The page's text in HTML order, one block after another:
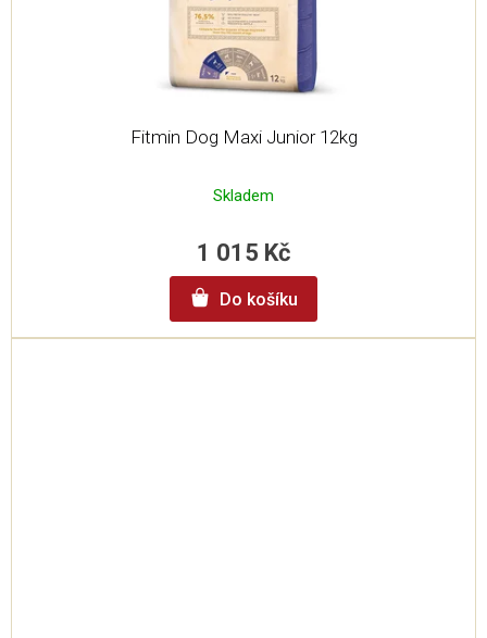
Fitmin Dog Maxi Junior 12kg
Skladem
1 015 Kč
Do košíku